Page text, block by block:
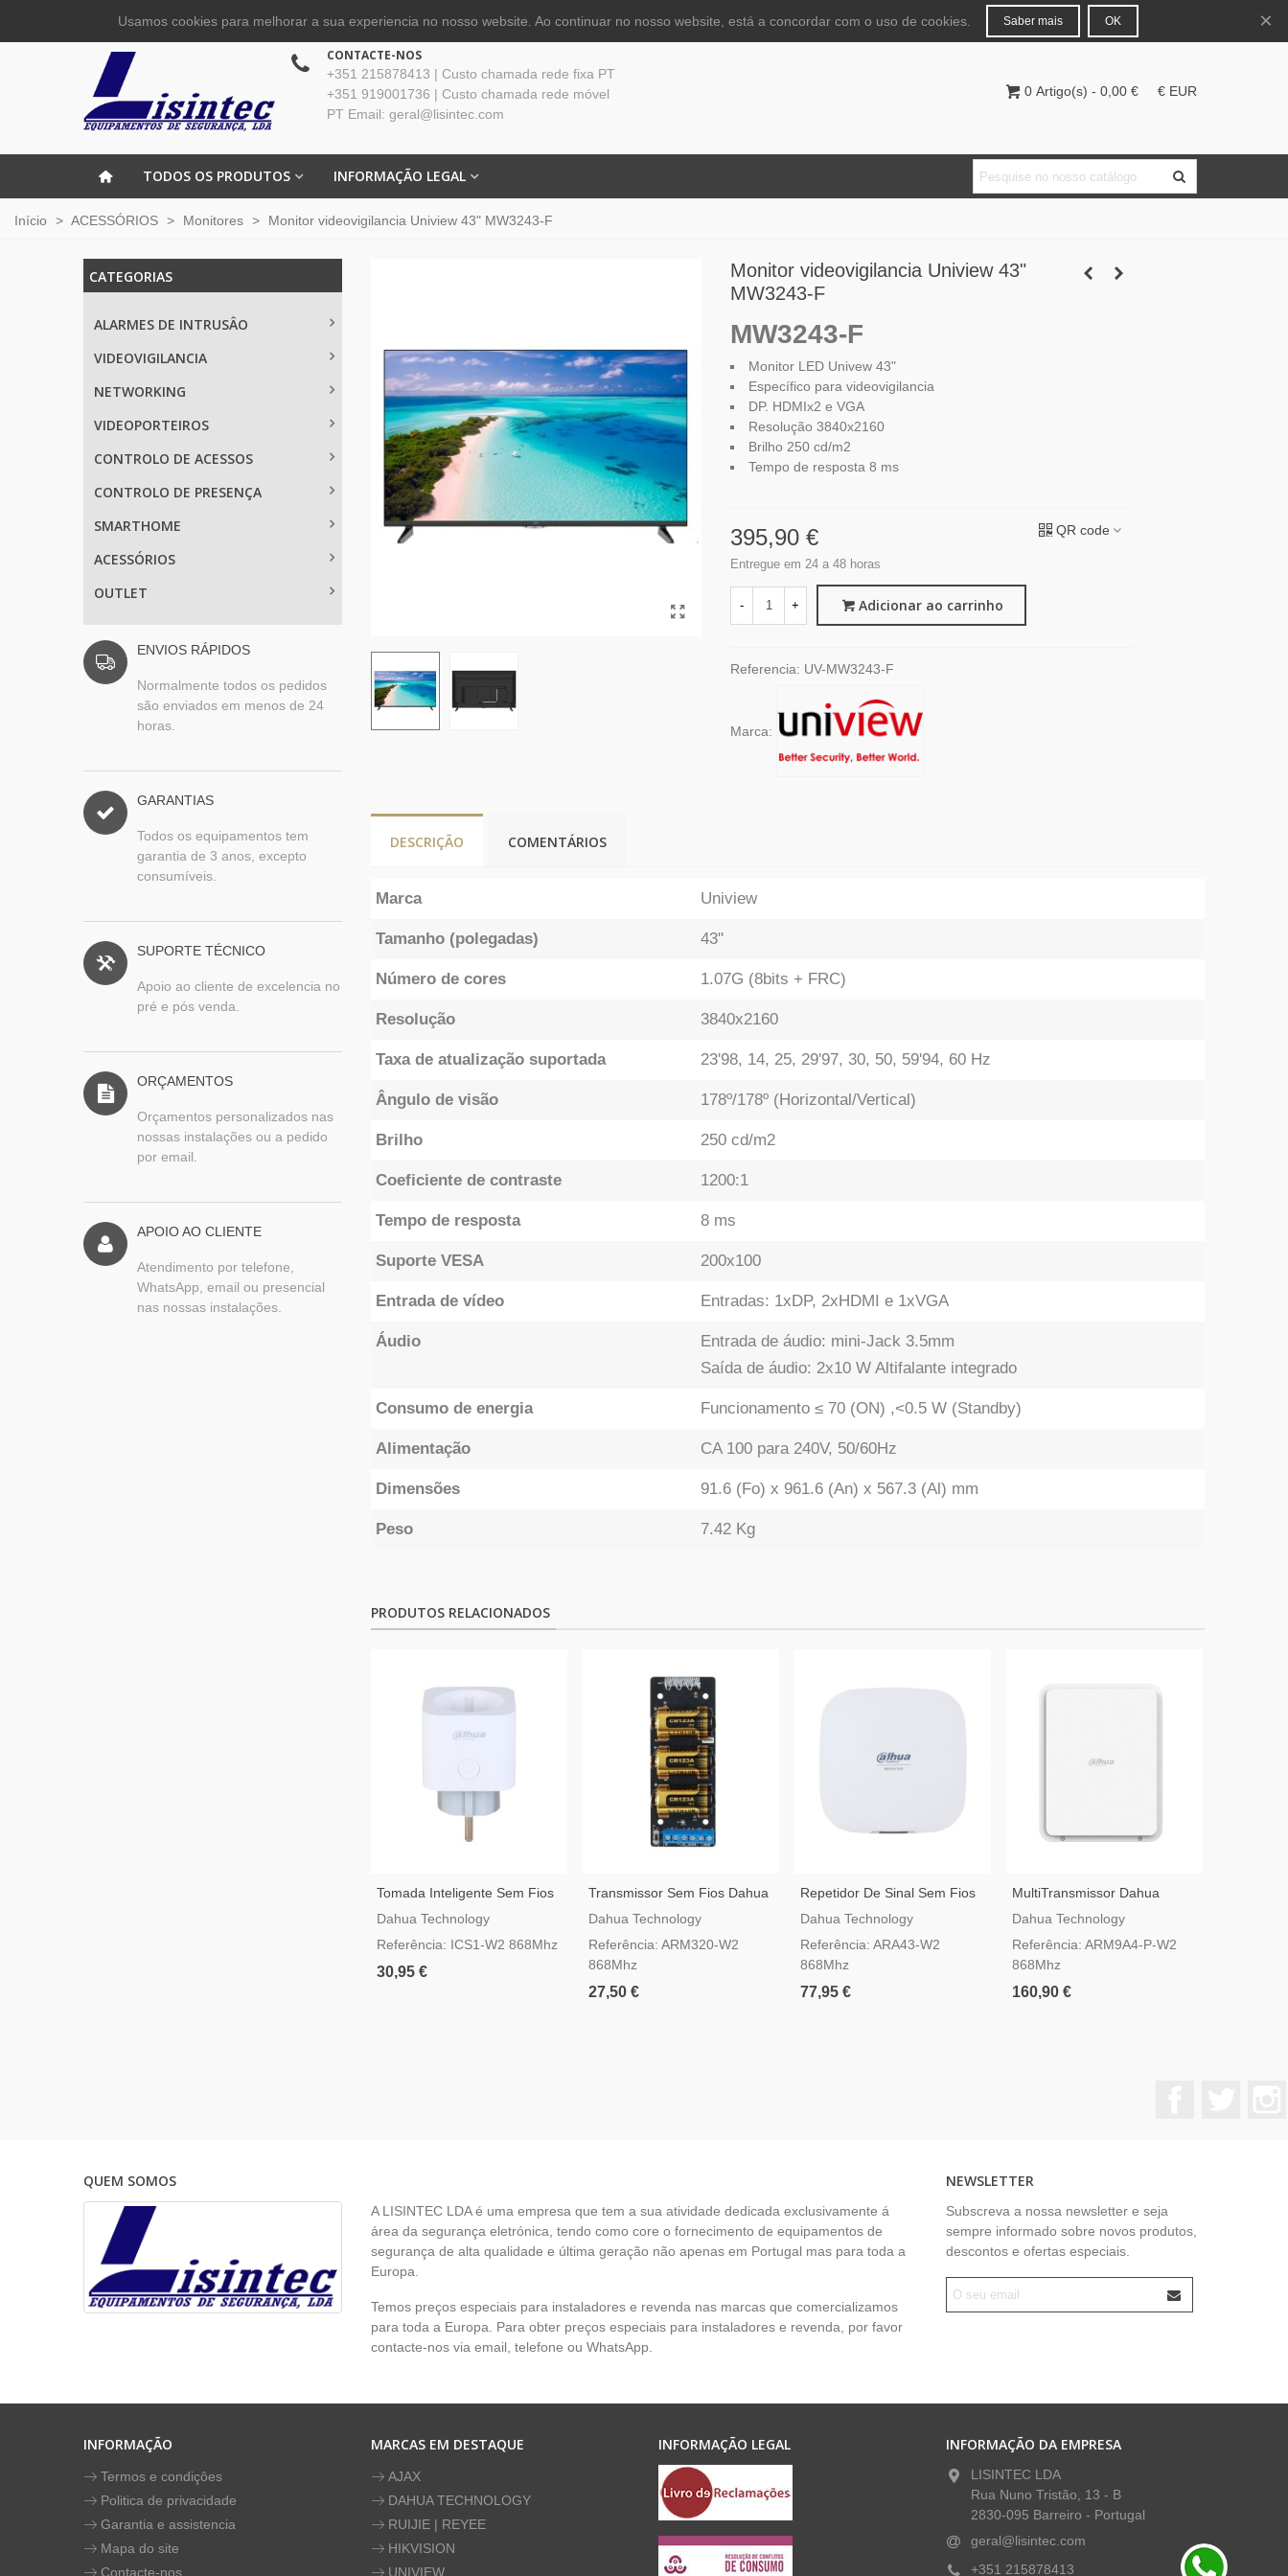
Português
CONTACTE-NOS
+351 215878413 | Custo chamada rede fixa PT
+351 919001736 | Custo chamada rede móvel
PT Email: geral@lisintec.com
0 Artigo(s) - 0,00 € € EUR
TODOS OS PRODUTOS INFORMAÇÃO LEGAL
Início > ACESSÓRIOS > Monitores > Monitor videovigilancia Uniview 43" MW3243-F
CATEGORIAS
ALARMES DE INTRUSÂO
VIDEOVIGILANCIA
NETWORKING
VIDEOPORTEIROS
CONTROLO DE ACESSOS
CONTROLO DE PRESENÇA
SMARTHOME
ACESSÓRIOS
OUTLET
ENVIOS RÁPIDOS
Normalmente todos os pedidos
são enviados em menos de 24
horas.
GARANTIAS
Todos os equipamentos tem
garantia de 3 anos, excepto
consumíveis.
SUPORTE TÉCNICO
Apoio ao cliente de excelencia no
pré e pós venda.
ORÇAMENTOS
Orçamentos personalizados nas
nossas instalações ou a pedido
por email.
APOIO AO CLIENTE
Atendimento por telefone,
WhatsApp, email ou presencial
nas nossas instalações.
Monitor videovigilancia Uniview 43"
MW3243-F
MW3243-F
Monitor LED Univew 43"
Específico para videovigilancia
DP. HDMIx2 e VGA
Resolução 3840x2160
Brilho 250 cd/m2
Tempo de resposta 8 ms
395,90 €
Entregue em 24 a 48 horas
QR code
- + Adicionar ao carrinho
Referencia: UV-MW3243-F
Marca:
DESCRIÇÃO COMENTÁRIOS
Marca Uniview
Tamanho (polegadas) 43"
Número de cores 1.07G (8bits + FRC)
Resolução 3840x2160
Taxa de atualização suportada 23'98, 14, 25, 29'97, 30, 50, 59'94, 60 Hz
Ângulo de visão 178º/178º (Horizontal/Vertical)
Brilho 250 cd/m2
Coeficiente de contraste 1200:1
Tempo de resposta 8 ms
Suporte VESA 200x100
Entrada de vídeo Entradas: 1xDP, 2xHDMI e 1xVGA
Áudio
Entrada de áudio: mini-Jack 3.5mm
Saída de áudio: 2x10 W Altifalante integrado
Consumo de energia Funcionamento ≤ 70 (ON) ,<0.5 W (Standby)
Alimentação CA 100 para 240V, 50/60Hz
Dimensões 91.6 (Fo) x 961.6 (An) x 567.3 (Al) mm
Peso 7.42 Kg
PRODUTOS RELACIONADOS
Tomada Inteligente Sem Fios
Dahua AirShield ICS1-W2
Dahua Technology
Referência: ICS1-W2 868Mhz
30,95 €
Transmissor Sem Fios Dahua
AirShield ARM320-W2
Dahua Technology
Referência: ARM320-W2
868Mhz
27,50 €
Repetidor De Sinal Sem Fios
Dahua AirShield ARA43-W2
Dahua Technology
Referência: ARA43-W2
868Mhz
77,95 €
MultiTransmissor Dahua
AirShield ARM9A4-P-W2 Com
Dahua Technology
Referência: ARM9A4-P-W2
868Mhz
160,90 €
QUEM SOMOS
A LISINTEC LDA é uma empresa que tem a sua atividade dedicada exclusivamente á
área da segurança eletrónica, tendo como core o fornecimento de equipamentos de
segurança de alta qualidade e última geração não apenas em Portugal mas para toda a
Europa.
Temos preços especiais para instaladores e revenda nas marcas que comercializamos
para toda a Europa. Para obter preços especiais para instaladores e revenda, por favor
contacte-nos via email, telefone ou WhatsApp.
NEWSLETTER
Subscreva a nossa newsletter e seja
sempre informado sobre novos produtos,
descontos e ofertas especiais.
INFORMAÇÃO
Termos e condiçôes
Politica de privacidade
Garantia e assistencia
Mapa do site
Contacte-nos
MARCAS EM DESTAQUE
AJAX
DAHUA TECHNOLOGY
RUIJIE | REYEE
HIKVISION
UNIVIEW
INFORMAÇÃO LEGAL INFORMAÇÃO DA EMPRESA
LISINTEC LDA
Rua Nuno Tristão, 13 - B
2830-095 Barreiro - Portugal
geral@lisintec.com
+351 215878413
Usamos cookies para melhorar a sua experiencia no nosso website. Ao continuar no nosso website, está a concordar com o uso de cookies. Saber mais OK ×